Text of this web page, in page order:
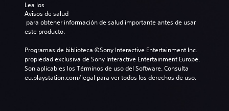
Lea los
Avisos de salud
este producto.
Programas de biblioteca ©Sony Interactive Entertainment Inc.
propiedad exclusiva de Sony Interactive Entertainment Europe.
Son aplicables los Términos de uso del Software. Consulta
eu.playstation.com/legal para ver todos los derechos de uso.